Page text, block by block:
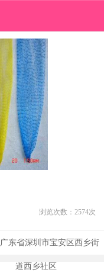
浏览次数： 2574次
广东省深圳市宝安区西乡街
道西乡社区